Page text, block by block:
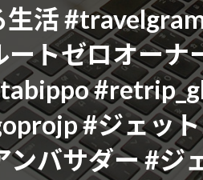
活
トゼロオー
#ジェッ
ンバサダー #ジ